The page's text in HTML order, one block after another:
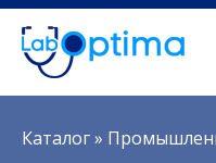
Вы здесь
Каталог»